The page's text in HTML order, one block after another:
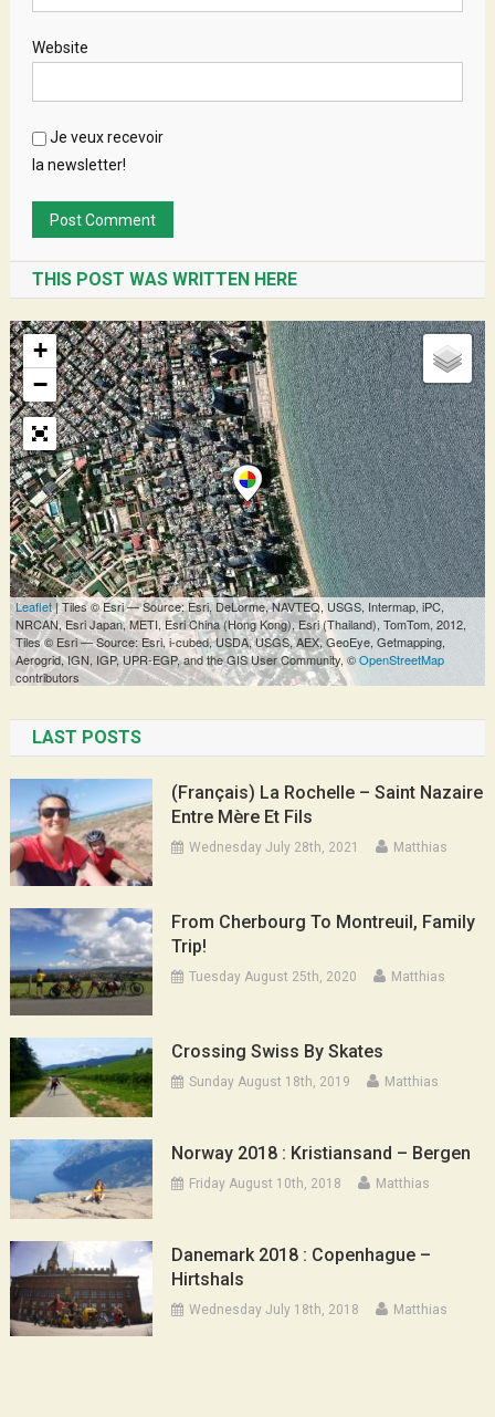
Website
Je veux recevoir
la newsletter!
THIS POST WAS WRITTEN HERE
LAST POSTS
(Français) La Rochelle – Saint Nazaire
Entre Mère Et Fils
Wednesday July 28th, 2021 Matthias
From Cherbourg To Montreuil, Family
Trip!
Tuesday August 25th, 2020 Matthias
Crossing Swiss By Skates
Sunday August 18th, 2019 Matthias
Norway 2018 : Kristiansand – Bergen
Friday August 10th, 2018 Matthias
Danemark 2018 : Copenhague –
Hirtshals
Wednesday July 18th, 2018 Matthias